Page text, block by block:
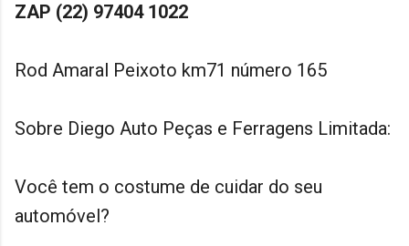
ZAP (22) 97404 1022
Rod Amaral Peixoto km71 número 165
Sobre Diego Auto Peças e Ferragens Limitada:
Você tem o costume de cuidar do seu
automóvel?